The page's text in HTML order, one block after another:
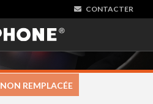
CONTACTER
NON REMPLACÉE